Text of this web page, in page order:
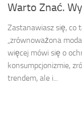
Warto Znać.
Zastanawiasz się, co
„zrównoważona
więcej mówi się o
konsumpcjonizmie,
trendem, ale i...